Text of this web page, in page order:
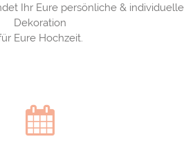
Ihr Eure persönliche & individuelle
Dekoration
Eure Hochzeit.